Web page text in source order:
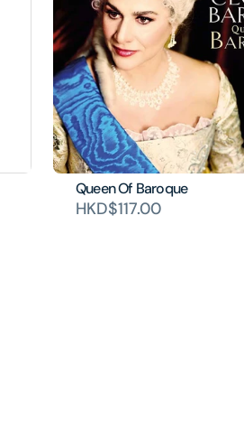
Queen Of Baroque
HKD$117.00